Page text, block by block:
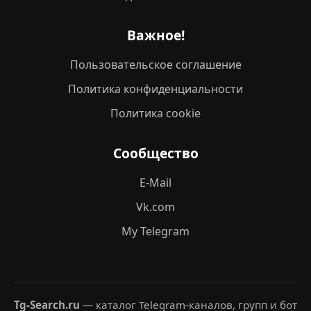
Важное!
Пользовательское соглашение
Политика конфиденциальности
Политика cookie
Сообщество
E-Mail
Vk.com
My Telegram
Tg-Search.ru — каталог Telegram-каналов, групп и бот